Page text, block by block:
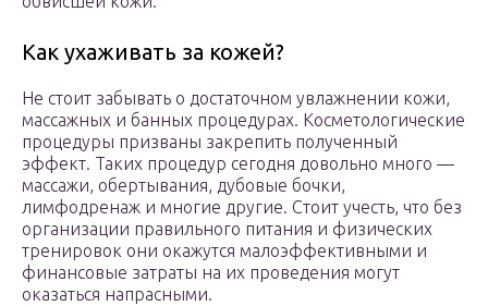
Как ухаживать за кожей?
Не стоит забывать о достаточном увлажнении кожи,
массажных и банных процедурах. Косметологические
процедуры призваны закрепить полученный
эффект. Таких процедур сегодня довольно много —
массажи, обертывания, дубовые бочки,
лимфодренаж и многие другие. Стоит учесть, что без
организации правильного питания и физических
тренировок они окажутся малоэффективными и
финансовые затраты на их проведения могут
оказаться напрасными.